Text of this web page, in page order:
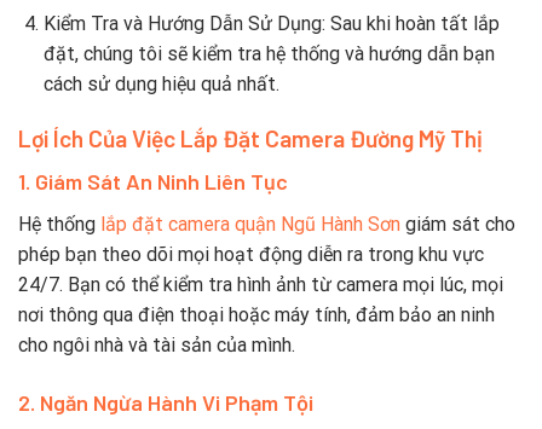
Kiểm Tra và Hướng Dẫn Sử Dụng: Sau khi hoàn tất lắp
đặt, chúng tôi sẽ kiểm tra hệ thống và hướng dẫn bạn
cách sử dụng hiệu quả nhất.
Lợi Ích Của Việc Lắp Đặt Camera Đường Mỹ Thị
1. Giám Sát An Ninh Liên Tục
Hệ thống lắp đặt camera quận Ngũ Hành Sơn giám sát cho
phép bạn theo dõi mọi hoạt động diễn ra trong khu vực
24/7. Bạn có thể kiểm tra hình ảnh từ camera mọi lúc, mọi
nơi thông qua điện thoại hoặc máy tính, đảm bảo an ninh
cho ngôi nhà và tài sản của mình.
2. Ngăn Ngừa Hành Vi Phạm Tội